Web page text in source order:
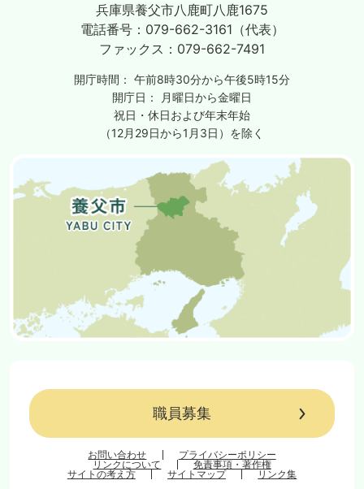
兵庫県養父市八鹿町八鹿1675
電話番号： 079-662-3161（代表）
ファックス： 079-662-7491
開庁時間： 午前8時30分から午後5時15分
開庁日：
月曜日から金曜日
祝日・休日および年末年始
（12月29日から1月3日）を除く
職員募集
お問い合わせ
プライバシーポリシー
リンクについて
免責事項・著作権
サイトの考え方
サイトマップ リンク集